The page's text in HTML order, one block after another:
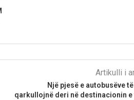
Artikulli i
Një pjesë e autobusëve
qarkullojnë deri në destinacionin e